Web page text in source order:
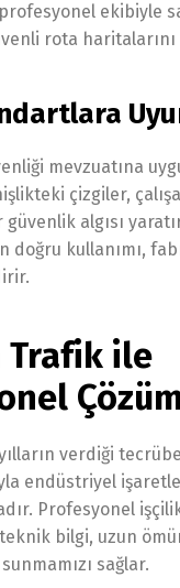
ekibiyle
rota
mevzuatına
çizgiler,
algısı
doğru kullanımı,
Trafik ile
verdiği
endüstriyel
Profesyonel
bilgi, uzun
sağlar.